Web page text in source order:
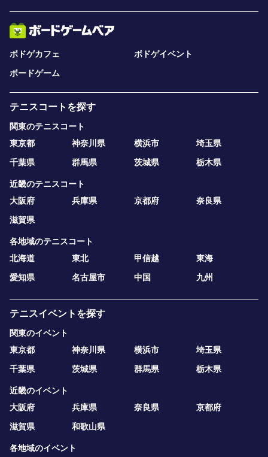
ボドゲカフェ
ボドゲイベント
ボードゲーム
テニスコートを探す
関東のテニスコート
東京都
神奈川県 横浜市
埼玉県
千葉県
群馬県 茨城県 栃木県
近畿のテニスコート
大阪府
兵庫県 京都府
奈良県
滋賀県
各地域のテニスコート
北海道
東北 甲信越
東海
愛知県
名古屋市 中国 九州
テニスイベントを探す
関東のイベント
東京都
神奈川県 横浜市
埼玉県
千葉県
茨城県 群馬県 栃木県
近畿のイベント
大阪府
兵庫県 奈良県
京都府
滋賀県
和歌山県
各地域のイベント